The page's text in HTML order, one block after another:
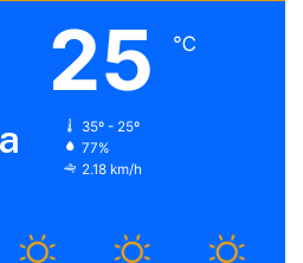
25 ℃
35º - 25º
77%
2.18 km/h